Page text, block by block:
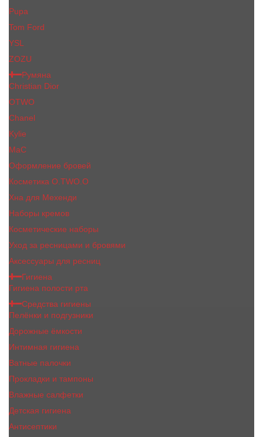
Pupa
Tom Ford
YSL
ZOZU
Румяна
Christian Dior
OTWO
Сhanеl
Kylie
MaC
Оформление бровей
Косметика O.TWO.O
Хна для Мехенди
Наборы кремов
Косметические наборы
Уход за ресницами и бровями
Аксессуары для ресниц
Гигиена
Гигиена полости рта
Средства гигиены
Пелёнки и подгузники
Дорожные ёмкости
Интимная гигиена
Ватные палочки
Прокладки и тампоны
Влажные салфетки
Детская гигиена
Антисептики